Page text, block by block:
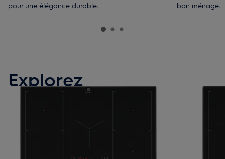
pour une élégance durable.
bon ménage.
Explorez